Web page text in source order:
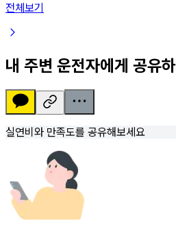
전체보기
내 주변 운전자에게 공유하
실연비와 만족도를 공유해보세요